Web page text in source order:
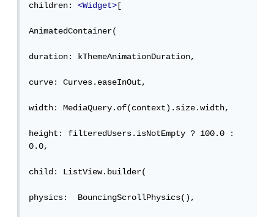
children: <Widget> [
AnimatedContainer(
duration: kThemeAnimationDuration,
curve: Curves.easeInOut,
width: MediaQuery.of(context).size.width,
height: filteredUsers.isNotEmpty ? 100.0 :
0.0,
child: ListView.builder(
physics:  BouncingScrollPhysics(),